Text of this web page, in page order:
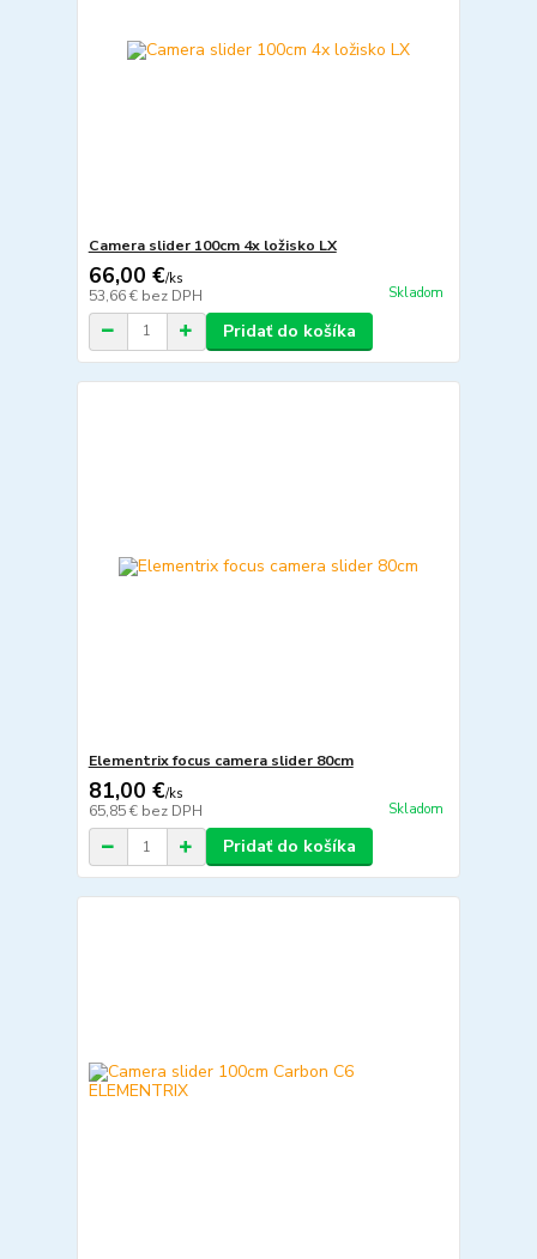
Camera slider 100cm 4x ložisko LX
66,00 €/ks
53,66 € bez DPH Skladom
Pridať do košíka
Elementrix focus camera slider 80cm
81,00 €/ks
65,85 € bez DPH Skladom
Pridať do košíka